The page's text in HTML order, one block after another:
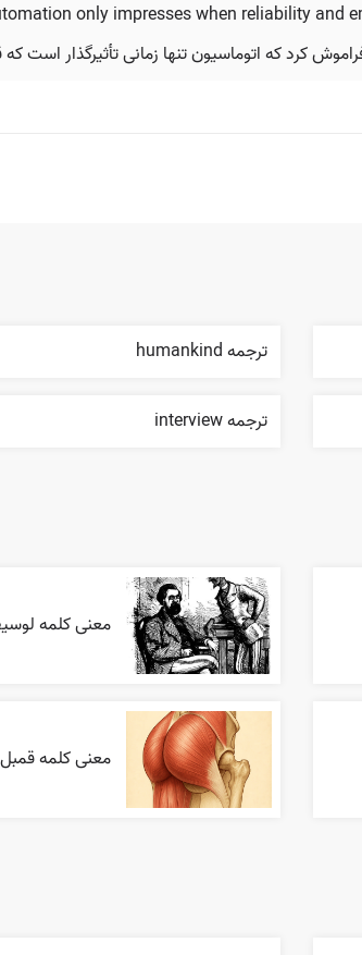
only impresses when reliability and
کرد که اتوماسیون تنها زمانی تأثیرگذار
ترجمه humankind
ترجمه interview
معنی کلمه
معنی کلمه قمبل